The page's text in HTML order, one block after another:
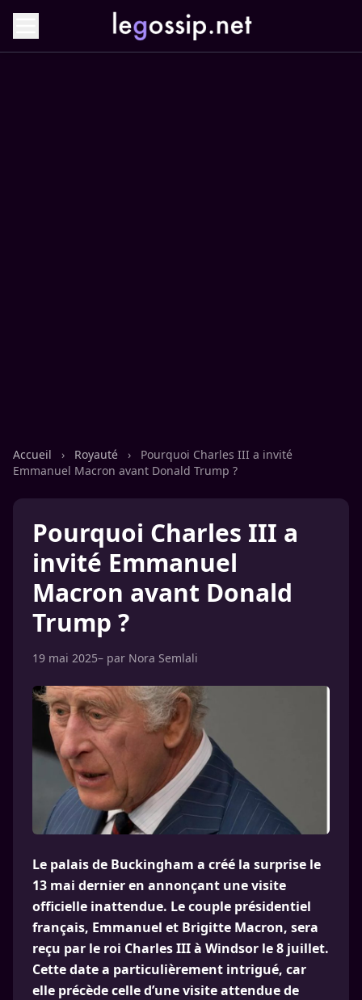
Accueil › Royauté ›
Pourquoi Charles III a invité
Emmanuel Macron avant Donald Trump ?
Pourquoi Charles III a
invité Emmanuel
Macron avant Donald
Trump ?
19 mai 2025– par Nora Semlali
Le palais de Buckingham a créé la surprise le
13 mai dernier en annonçant une visite
officielle inattendue. Le couple présidentiel
français, Emmanuel et Brigitte Macron, sera
reçu par le roi Charles III à Windsor le 8 juillet.
Cette date a particulièrement intrigué, car
elle précède celle d’une visite attendue de